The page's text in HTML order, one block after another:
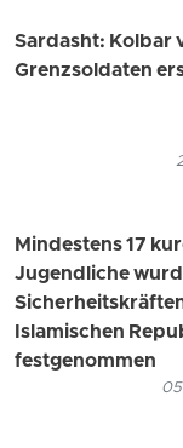
Sardasht: Kolbar
Grenzsoldaten
Mindestens 17
Jugendliche
Islamischen
festgenommen